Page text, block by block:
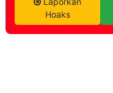
Hoaks